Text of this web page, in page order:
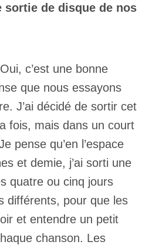
sortie de disque de nos
Oui, c’est une bonne
que nous essayons
J’ai décidé de sortir cet
fois, mais dans un court
pense qu’en l’espace
et demie, j’ai sorti une
quatre ou cinq jours
différents, pour que les
et entendre un petit
chanson. Les